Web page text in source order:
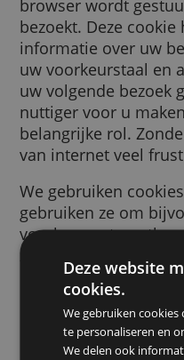
Een cookie is een
browser wordt
bezoekt. Deze
informatie over
uw voorkeurstaal
uw volgende
belangrijke rol.
van internet veel
We gebruiken
gebruiken ze om
voorkeuren te
ziet relevanter
Deze